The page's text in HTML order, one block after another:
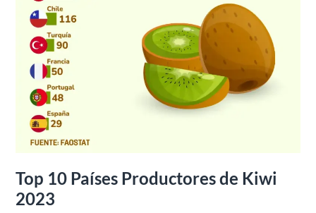
Top 10 Países Productores de Kiwi
2023